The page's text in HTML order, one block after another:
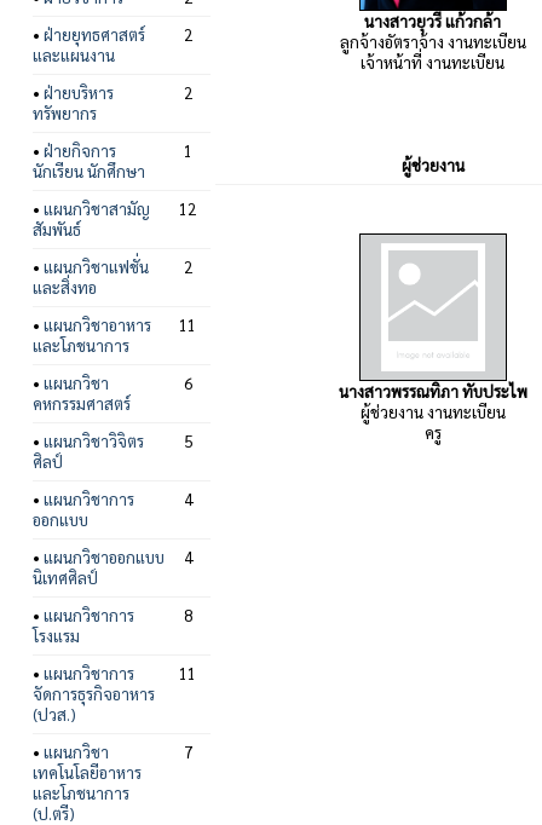
• ฝ่ายยุทธศาสตร์
และแผนงาน
2
• ฝ่ายบริหาร
ทรัพยากร
2
• ฝ่ายกิจการ
นักเรียน นักศึกษา
1
• แผนกวิชาสามัญ
สัมพันธ์
12
• แผนกวิชาแฟชั่น
และสิ่งทอ
2
• แผนกวิชาอาหาร
และโภชนาการ
11
• แผนกวิชา
คหกรรมศาสตร์
6
• แผนกวิชาวิจิตร
ศิลป์
5
• แผนกวิชาการ
ออกแบบ
4
• แผนกวิชาออกแบบ
นิเทศศิลป์
4
• แผนกวิชาการ
โรงแรม
8
• แผนกวิชาการ
จัดการธุรกิจอาหาร
(ปวส.)
11
• แผนกวิชา
เทคโนโลยีอาหาร
และโภชนาการ
(ป.ตรี)
7
นางสาวยุวรี แก้วกล้า
ลูกจ้างอัตราจ้าง งานทะเบียน
เจ้าหน้าที่ งานทะเบียน
ผู้ช่วยงาน
นางสาวพรรณทิภา ทับประไพ
ผู้ช่วยงาน งานทะเบียน
ครู